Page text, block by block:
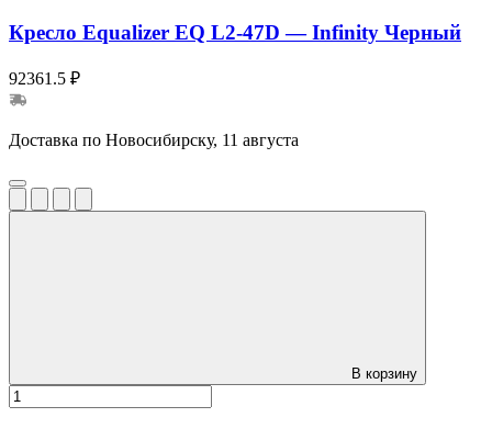
Кресло Equalizer EQ L2-47D — Infinity Черный
92361.5 ₽
Доставка по Новосибирску, 11 августа
В корзину